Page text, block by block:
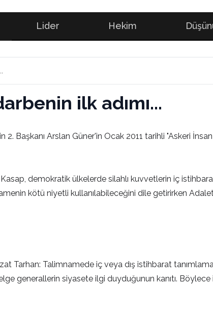
Lider Hekim
ilk adımı...
2. Başkanı Arslan Güner'in Ocak 2011 tarihli "Askeri
demokratik ülkelerde silahlı kuvvetlerin iç
kötü niyetli kullanılabileceğini dile getirirken
Tarhan: Talimnamede iç veya dış istihbarat
generallerin siyasete ilgi duyduğunun kanıtı.